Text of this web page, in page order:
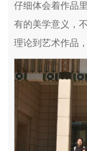
仔细体会着作品
有的美学意义，
理论到艺术作品